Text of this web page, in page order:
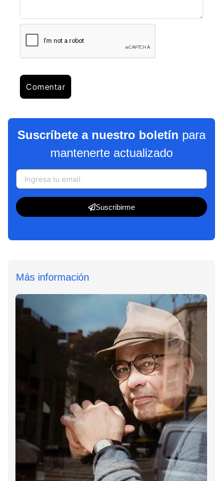
Suscríbete a nuestro boletín para
mantenerte actualizado
Suscribirme
Más información